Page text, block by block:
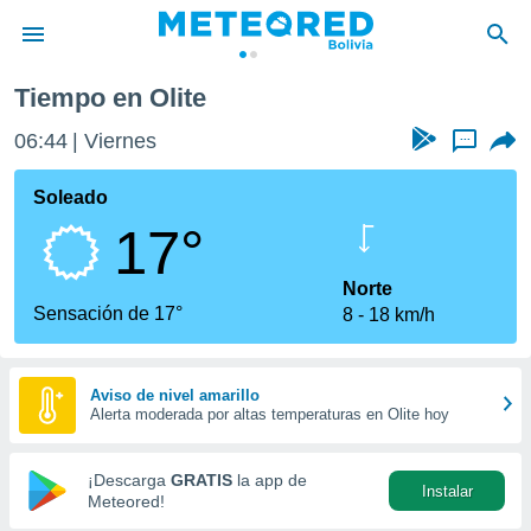
de
ha
calidad.
a este
las
y
forma
digital
basada
Tiempo en Olite
06:44 Viernes ...
Soleado
17°
Sensación de 17°
Norte
8
18 km/h
Aviso de nivel amarillo
Alerta moderada por altas temperaturas en Olite hoy
¡Descarga GRATIS la app de
Meteored!
Instalar